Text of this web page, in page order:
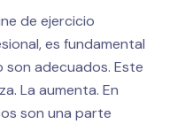
de ejercicio
es fundamental
adecuados. Este
La aumenta. En
son una parte